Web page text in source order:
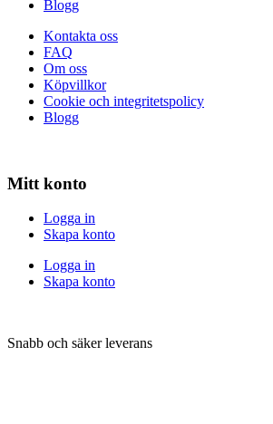
Blogg
Kontakta oss
FAQ
Om oss
Köpvillkor
Cookie och integritetspolicy
Blogg
Mitt konto
Logga in
Skapa konto
Logga in
Skapa konto
Snabb och säker leverans